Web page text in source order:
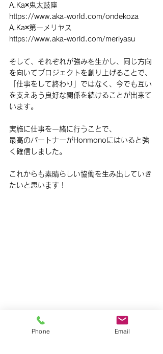
A.Ka×鬼太鼓座
https://www.aka-world.com/ondekoza
A.Ka×第一メリヤス
https://www.aka-world.com/meriyasu
そして、それぞれが強みを生かし、同じ方向
を向いてプロジェクトを創り上げることで、
「仕事をして終わり」ではなく、今でも互い
を支えあう良好な関係を続けることが出来て
います。
実施に仕事を一緒に行うことで、
最高のパートナーがHonmonoにはいると強
く確信しました。
これからも素晴らしい協働を生み出していき
たいと思います！
Phone Email